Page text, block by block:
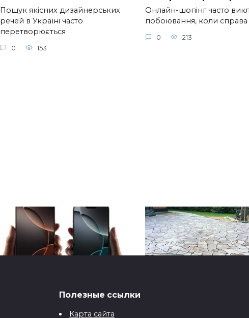
Пошук якісних дизайнерських
речей в Україні часто
перетворюється
0 153
Онлайн-шопінг часто
побоювання, коли справа
0 213
проти блекаутів
Полезные ссылки
Карта сайта